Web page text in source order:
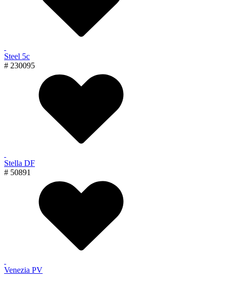
Steel 5с
# 230095
Stella DF
# 50891
Venezia PV